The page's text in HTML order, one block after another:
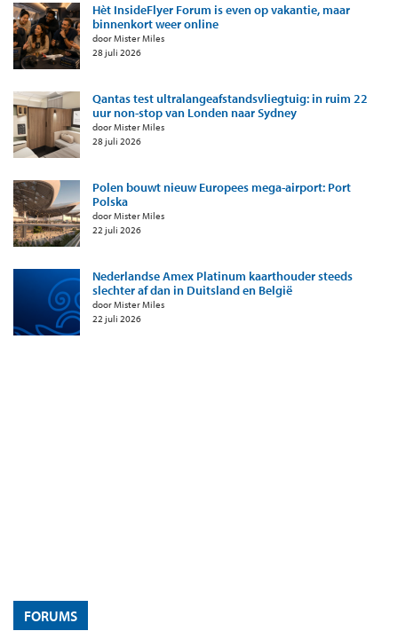
Hèt InsideFlyer Forum is even op vakantie, maar
binnenkort weer online
door Mister Miles
28 juli 2026
Qantas test ultralangeafstandsvliegtuig: in ruim 22
uur non-stop van Londen naar Sydney
door Mister Miles
28 juli 2026
Polen bouwt nieuw Europees mega-airport: Port
Polska
door Mister Miles
22 juli 2026
Nederlandse Amex Platinum kaarthouder steeds
slechter af dan in Duitsland en België
door Mister Miles
22 juli 2026
FORUMS